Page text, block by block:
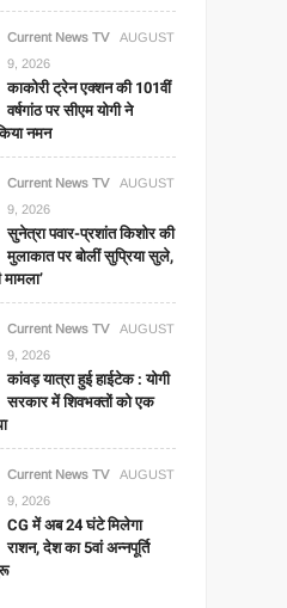
Current News TV
AUGUST
9, 2026
काकोरी ट्रेन एक्शन की 101वीं
वर्षगांठ पर सीएम योगी ने
नमन
Current News TV
AUGUST
9, 2026
सुनेत्रा पवार-प्रशांत किशोर की
मुलाकात पर बोलीं सुप्रिया सुले,
Current News TV
AUGUST
9, 2026
कांवड़ यात्रा हुई हाईटेक : योगी
सरकार में शिवभक्तों को एक
Current News TV
AUGUST
9, 2026
CG में अब 24 घंटे मिलेगा
राशन, देश का 5वां अन्नपूर्ति